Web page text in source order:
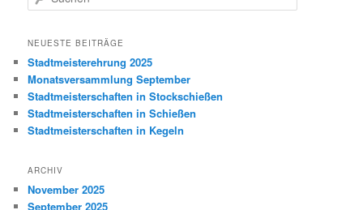
u
h
n
NEUESTE BEITRÄGE
Stadtmeisterehrung 2025
Monatsversammlung September
Stadtmeisterschaften in Stockschießen
Stadtmeisterschaften in Schießen
Stadtmeisterschaften in Kegeln
ARCHIV
November 2025
September 2025